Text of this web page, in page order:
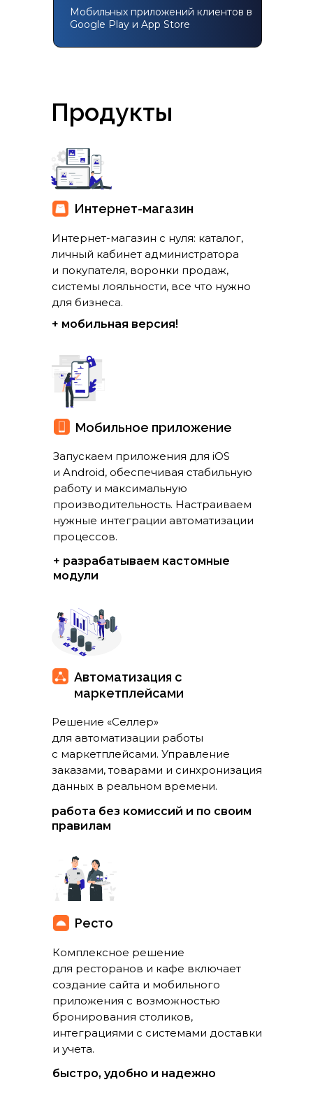
Мобильных приложений клиентов в
Google Play и App Store
Продукты
+ мобильная версия!
Интернет-магазин с нуля: каталог,
личный кабинет администратора
и покупателя, воронки продаж,
системы лояльности, все что нужно
для бизнеса.
Интернет-магазин
Мобильное приложение
Запускаем приложения для iOS
и Android, обеспечивая стабильную
работу и максимальную
производительность. Настраиваем
нужные интеграции автоматизации
процессов.
+ разрабатываем кастомные
модули
работа без комиссий и по своим
правилам
Решение «Селлер»
для автоматизации работы
с маркетплейсами. Управление
заказами, товарами и синхронизация
данных в реальном времени.
Автоматизация с
маркетплейсами
Ресто
Комплексное решение
для ресторанов и кафе включает
создание сайта и мобильного
приложения с возможностью
бронирования столиков,
интеграциями с системами доставки
и учета.
быстро, удобно и надежно